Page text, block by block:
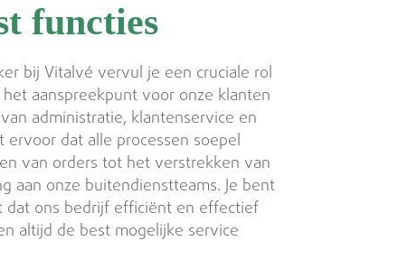
functies
bij Vitalvé vervul je een cruciale rol
aanspreekpunt voor onze klanten
administratie, klantenservice en
ervoor dat alle processen soepel
van orders tot het verstrekken van
aan onze buitendienstteams. Je bent
dat ons bedrijf efficiënt en effectief
altijd de best mogelijke service